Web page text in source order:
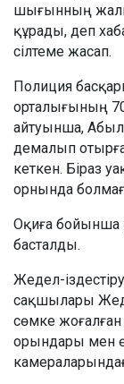
шығынның
құрады, деп
сілтеме жасап.
Полиция
орталығының
айтуынша,
демалып
кеткен. Біраз
орнында
Оқиға бойынша
басталды.
Жедел-
сақшылары
сөмке жоғалған
орындары мен